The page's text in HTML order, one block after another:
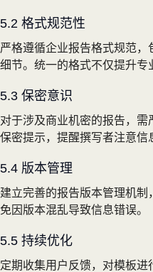
5.2 格式规范性
严格遵循企业报告格式规范
细节。统一的格式不仅提升专
5.3 保密意识
对于涉及商业机密的报告，
保密提示，提醒撰写者注意信
5.4 版本管理
建立完善的报告版本管理机
免因版本混乱导致信息错误。
5.5 持续优化
定期收集用户反馈，对模板